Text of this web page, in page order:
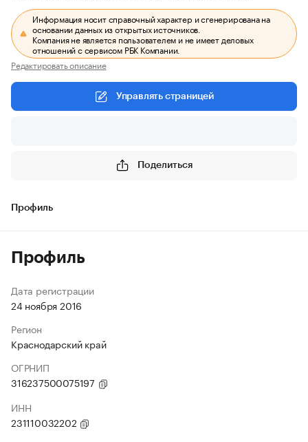
Информация носит справочный характер и сгенерирована на
основании данных из открытых источников.
Компания не является пользователем и не имеет деловых
отношений с сервисом РБК Компании.
Редактировать описание
Управлять страницей
Поделиться
Профиль
Профиль
Дата регистрации
24 ноября 2016
Регион
Краснодарский край
ОГРНИП
316237500075197
ИНН
231110032202